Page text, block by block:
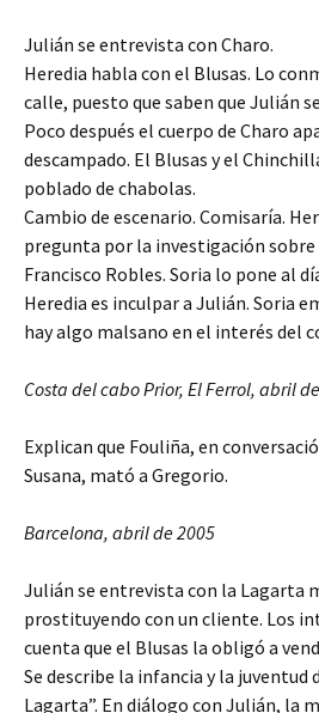
Julián se entrevista con Charo.
Heredia habla con el Blusas. Lo
calle, puesto que saben que Julián
Poco después el cuerpo de Charo
descampado. El Blusas y el
poblado de chabolas.
Cambio de escenario. Comisaría.
pregunta por la investigación sobre
Francisco Robles. Soria lo pone al
Heredia es inculpar a Julián. Soria
hay algo malsano en el interés del
Costa del cabo Prior, El Ferrol, abril
Explican que Fouliña, en
Susana, mató a Gregorio.
Barcelona, abril de 2005
Julián se entrevista con la Lagarta
prostituyendo con un cliente. Los
cuenta que el Blusas la obligó a
Se describe la infancia y la juventud
Lagarta”. En diálogo con Julián, la